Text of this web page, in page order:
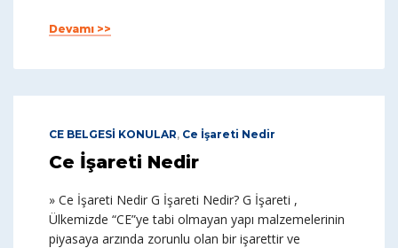
Devamı >>
CE BELGESİ KONULAR, Ce İşareti Nedir
Ce İşareti Nedir
» Ce İşareti Nedir G İşareti Nedir? G İşareti ,
Ülkemizde “CE”ye tabi olmayan yapı malzemelerinin
piyasaya arzında zorunlu olan bir işarettir ve